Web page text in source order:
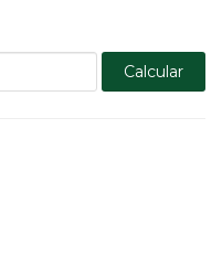
Calcular